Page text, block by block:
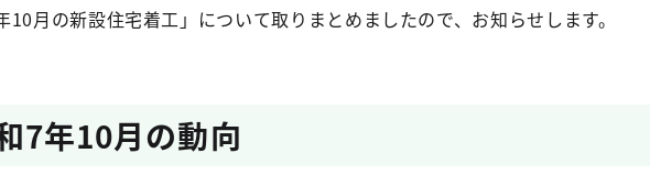
10月の新設住宅着工」について取りまとめましたので、お知らせします。
7年10月の動向